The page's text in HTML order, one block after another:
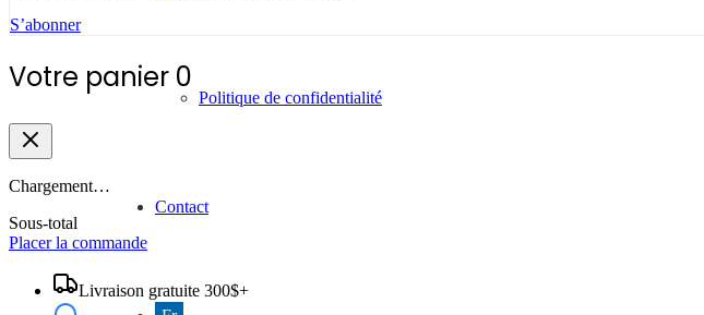
Politique de confidentialité
Contact
S’abonner
Votre panier 0
Chargement…
Sous-total
Placer la commande
Livraison gratuite 300$+